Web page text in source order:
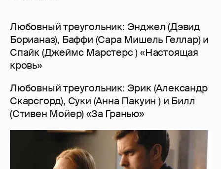
Любовный треугольник: Энджел (Дэвид
Борианаз), Баффи (Сара Мишель Геллар) и
Спайк (Джеймс Марстерс ) «Настоящая
кровь»
Любовный треугольник: Эрик (Александр
Скарсгорд), Суки (Анна Пакуин ) и Билл
(Стивен Мойер) «За Гранью»